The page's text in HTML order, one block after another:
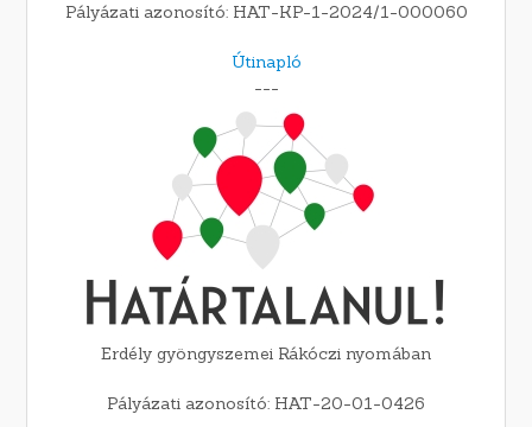
Pályázati azonosító: HAT-KP-1-2024/1-000060
Útinapló
---
Erdély gyöngyszemei Rákóczi nyomában
Pályázati azonosító: HAT-20-01-0426